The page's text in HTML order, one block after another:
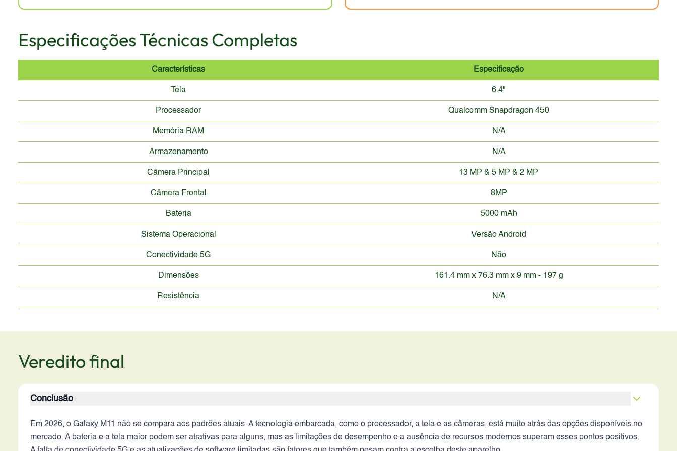
Especificações Técnicas Completas
Características Especificação
Tela 6.4"
Processador Qualcomm Snapdragon 450
Memória RAM N/A
Armazenamento N/A
Câmera Principal 13 MP & 5 MP & 2 MP
Câmera Frontal 8MP
Bateria 5000 mAh
Sistema Operacional Versão Android
Conectividade 5G Não
Dimensões 161.4 mm x 76.3 mm x 9 mm - 197 g
Resistência N/A
Veredito final
Conclusão
Em 2026, o Galaxy M11 não se compara aos padrões atuais. A tecnologia embarcada, como o processador, a tela e as câmeras, está muito atrás das opções disponíveis no
mercado. A bateria e a tela maior podem ser atrativas para alguns, mas as limitações de desempenho e a ausência de recursos modernos superam esses pontos positivos.